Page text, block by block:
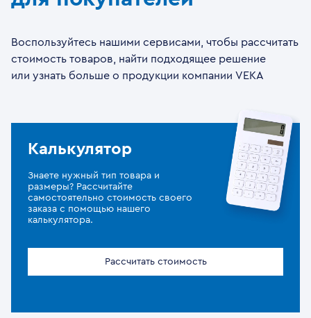
Воспользуйтесь нашими сервисами, чтобы рассчитать
стоимость товаров, найти подходящее решение
или узнать больше о продукции компании VEKA
Калькулятор
Знаете нужный тип товара и
размеры? Рассчитайте
самостоятельно стоимость своего
заказа с помощью нашего
калькулятора.
Рассчитать стоимость